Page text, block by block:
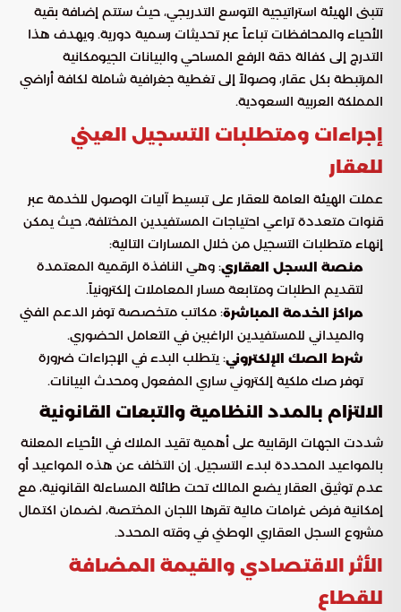
تتبنى الهيئة استراتيجية التوسع التدريجي، حيث ستتم إضافة بقية
الأحياء والمحافظات تباعاً عبر تحديثات رسمية دورية. ويهدف هذا
التدرج إلى كفالة دقة الرفع المساحي والبيانات الجيومكانية
المرتبطة بكل عقار، وصولاً إلى تغطية جغرافية شاملة لكافة أراضي
المملكة العربية السعودية.
إجراءات ومتطلبات التسجيل العيني
للعقار
عملت الهيئة العامة للعقار على تبسيط آليات الوصول للخدمة عبر
قنوات متعددة تراعي احتياجات المستفيدين المختلفة، حيث يمكن
إنهاء متطلبات التسجيل من خلال المسارات التالية:
منصة السجل العقاري: وهي النافذة الرقمية المعتمدة
لتقديم الطلبات ومتابعة مسار المعاملات إلكترونياً.
مراكز الخدمة المباشرة: مكاتب متخصصة توفر الدعم الفني
والميداني للمستفيدين الراغبين في التعامل الحضوري.
شرط الصك الإلكتروني: يتطلب البدء في الإجراءات ضرورة
توفر صك ملكية إلكتروني ساري المفعول ومحدث البيانات.
الالتزام بالمدد النظامية والتبعات القانونية
شددت الجهات الرقابية على أهمية تقيد الملاك في الأحياء المعلنة
بالمواعيد المحددة لبدء التسجيل. إن التخلف عن هذه المواعيد أو
عدم توثيق العقار يضع المالك تحت طائلة المساءلة القانونية، مع
إمكانية فرض غرامات مالية تقرها اللجان المختصة، لضمان اكتمال
مشروع السجل العقاري الوطني في وقته المحدد.
الأثر الاقتصادي والقيمة المضافة
للقطاع